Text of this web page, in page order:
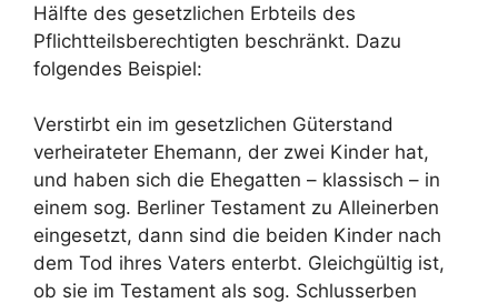
Hälfte des gesetzlichen Erbteils des
Pflichtteilsberechtigten beschränkt. Dazu
folgendes Beispiel:
Verstirbt ein im gesetzlichen Güterstand
verheirateter Ehemann, der zwei Kinder hat,
und haben sich die Ehegatten – klassisch – in
einem sog. Berliner Testament zu Alleinerben
eingesetzt, dann sind die beiden Kinder nach
dem Tod ihres Vaters enterbt. Gleichgültig ist,
ob sie im Testament als sog. Schlusserben